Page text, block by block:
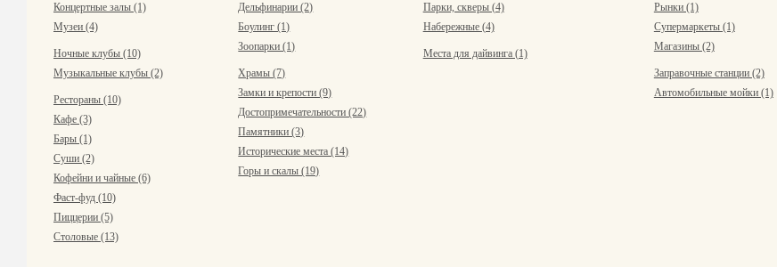
Концертные залы (1)
Музеи (4)
Ночные клубы (10)
Музыкальные клубы (2)
Рестораны (10)
Кафе (3)
Бары (1)
Суши (2)
Кофейни и чайные (6)
Фаст-фуд (10)
Пиццерии (5)
Столовые (13)
Дельфинарии (2)
Боулинг (1)
Зоопарки (1)
Храмы (7)
Замки и крепости (9)
Достопримечательности (22)
Памятники (3)
Исторические места (14)
Горы и скалы (19)
Парки, скверы (4)
Набережные (4)
Места для дайвинга (1)
Рынки (1)
Супермаркеты (1)
Магазины (2)
Заправочные станции (2)
Автомобильные мойки (1)